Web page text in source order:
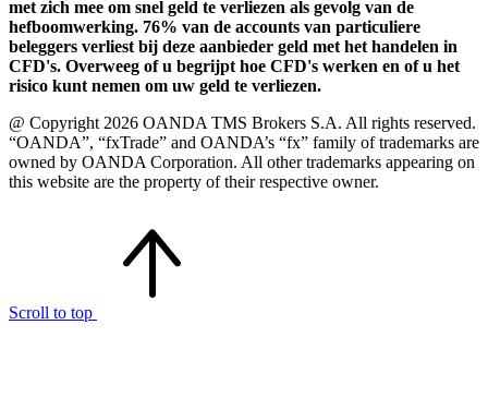
met zich mee om snel geld te verliezen als gevolg van de
hefboomwerking. 76% van de accounts van particuliere
beleggers verliest bij deze aanbieder geld met het handelen in
CFD's. Overweeg of u begrijpt hoe CFD's werken en of u het
risico kunt nemen om uw geld te verliezen.
@ Copyright 2026 OANDA TMS Brokers S.A. All rights reserved.
“OANDA”, “fxTrade” and OANDA’s “fx” family of trademarks are
owned by OANDA Corporation. All other trademarks appearing on
this website are the property of their respective owner.
Scroll to top